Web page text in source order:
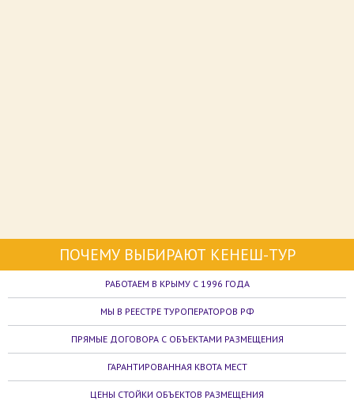
ПОЧЕМУ ВЫБИРАЮТ КЕНЕШ-ТУР
РАБОТАЕМ В КРЫМУ С 1996 ГОДА
МЫ В РЕЕСТРЕ ТУРОПЕРАТОРОВ РФ
ПРЯМЫЕ ДОГОВОРА С ОБЪЕКТАМИ РАЗМЕЩЕНИЯ
ГАРАНТИРОВАННАЯ КВОТА МЕСТ
ЦЕНЫ СТОЙКИ ОБЪЕКТОВ РАЗМЕЩЕНИЯ